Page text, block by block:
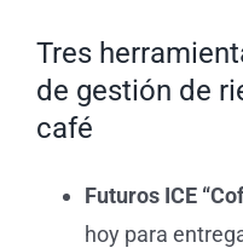
Tres
de gestión de
café
Futuros ICE
hoy para